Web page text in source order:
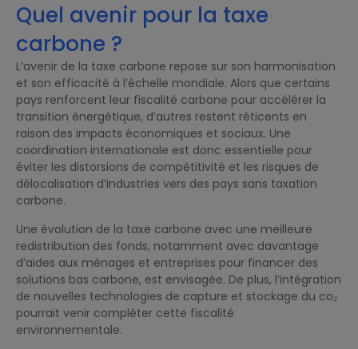
Quel avenir pour la taxe
carbone ?
L’avenir de la taxe carbone repose sur son harmonisation
et son efficacité à l’échelle mondiale. Alors que certains
pays renforcent leur fiscalité carbone pour accélérer la
transition énergétique, d’autres restent réticents en
raison des impacts économiques et sociaux. Une
coordination internationale est donc essentielle pour
éviter les distorsions de compétitivité et les risques de
délocalisation d’industries vers des pays sans taxation
carbone.
Une évolution de la taxe carbone avec une meilleure
redistribution des fonds, notamment avec davantage
d’aides aux ménages et entreprises pour financer des
solutions bas carbone, est envisagée. De plus, l’intégration
de nouvelles technologies de capture et stockage du co₂
pourrait venir compléter cette fiscalité
environnementale.